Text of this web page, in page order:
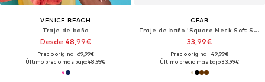
VENICE BEACH
Traje de baño
Desde 48,99€
Precio original: 69,99€
Último precio más bajo:48,99€
CFAB
Traje de baño 'Square Neck Soft Sculpt Swimsuit'
33,99€
Precio original: 49,99€
Último precio más bajo:33,99€